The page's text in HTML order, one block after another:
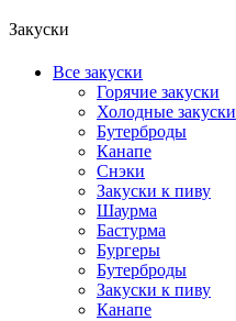
Закуски
Все закуски
Горячие закуски
Холодные закуски
Бутерброды
Канапе
Снэки
Закуски к пиву
Шаурма
Бастурма
Бургеры
Бутерброды
Закуски к пиву
Канапе